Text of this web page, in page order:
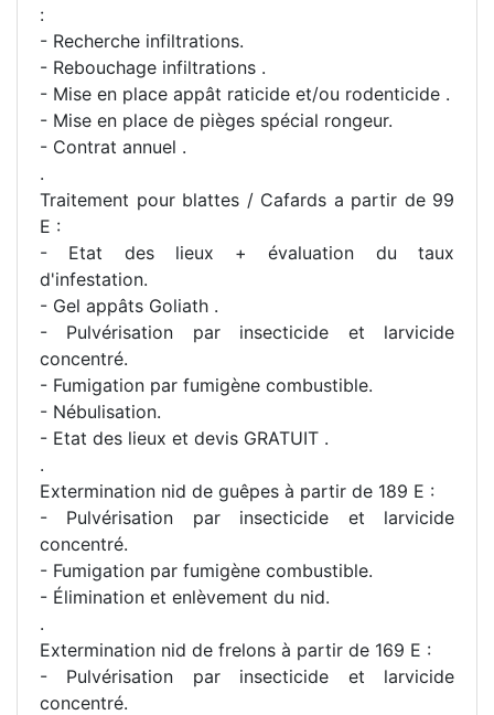
:
- Recherche infiltrations.
- Rebouchage infiltrations .
- Mise en place appât raticide et/ou rodenticide .
- Mise en place de pièges spécial rongeur.
- Contrat annuel .
.
Traitement pour blattes / Cafards a partir de 99
E :
- Etat des lieux + évaluation du taux
d'infestation.
- Gel appâts Goliath .
- Pulvérisation par insecticide et larvicide
concentré.
- Fumigation par fumigène combustible.
- Nébulisation.
- Etat des lieux et devis GRATUIT .
.
Extermination nid de guêpes à partir de 189 E :
- Pulvérisation par insecticide et larvicide
concentré.
- Fumigation par fumigène combustible.
- Élimination et enlèvement du nid.
.
Extermination nid de frelons à partir de 169 E :
- Pulvérisation par insecticide et larvicide
concentré.